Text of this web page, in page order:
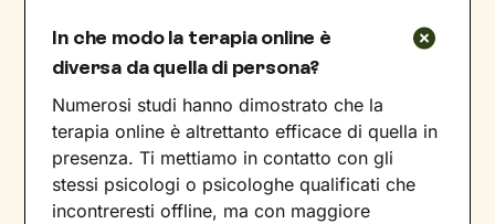
In che modo la terapia online è
diversa da quella di persona?
Numerosi studi hanno dimostrato che la
terapia online è altrettanto efficace di quella in
presenza. Ti mettiamo in contatto con gli
stessi psicologi o psicologhe qualificati che
incontreresti offline, ma con maggiore